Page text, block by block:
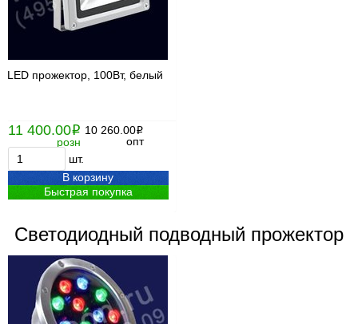
LED прожектор, 100Вт, белый
11 400.00i
розн
10 260.00i
опт
шт.
В корзину
Быстрая покупка
Светодиодный подводный прожектор